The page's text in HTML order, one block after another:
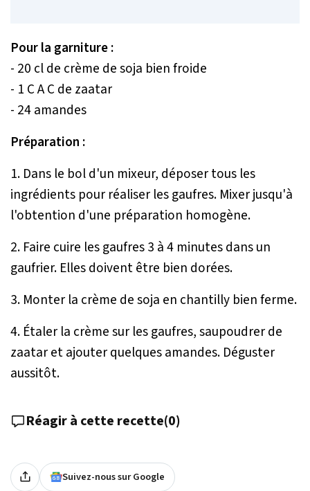
Pour la garniture :
- 20 cl de crème de soja bien froide
- 1 C A C de zaatar
- 24 amandes
Préparation :
1. Dans le bol d'un mixeur, déposer tous les
ingrédients pour réaliser les gaufres. Mixer jusqu'à
l'obtention d'une préparation homogène.
2. Faire cuire les gaufres 3 à 4 minutes dans un
gaufrier. Elles doivent être bien dorées.
3. Monter la crème de soja en chantilly bien ferme.
4. Étaler la crème sur les gaufres, saupoudrer de
zaatar et ajouter quelques amandes. Déguster
aussitôt.
Réagir à cette recette(0)
Suivez-nous sur Google